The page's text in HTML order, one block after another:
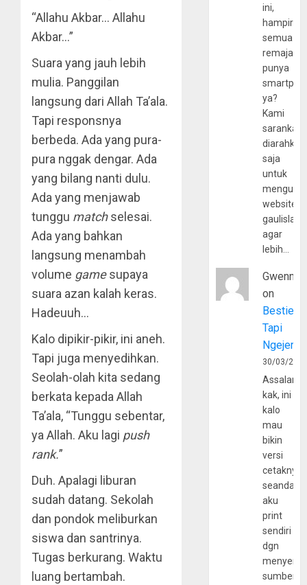
“Allahu Akbar… Allahu
Akbar…”
Suara yang jauh lebih
mulia. Panggilan
langsung dari Allah Ta’ala.
Tapi responsnya
berbeda. Ada yang pura-
pura nggak dengar. Ada
yang bilang nanti dulu.
Ada yang menjawab
tunggu matchselesai.
Ada yang bahkan
langsung menambah
volume gamesupaya
suara azan kalah keras.
Hadeuuh…
Kalo dipikir-pikir, ini aneh.
Tapi juga menyedihkan.
Seolah-olah kita sedang
berkata kepada Allah
Ta’ala, “Tunggu sebentar,
ya Allah. Aku lagi push
rank.”
Duh. Apalagi liburan
sudah datang. Sekolah
dan pondok meliburkan
siswa dan santrinya.
Tugas berkurang. Waktu
luang bertambah.
ini,
hampir
semua
remaja
punya
ya?
Kami
sarankan,
diarahkan
saja
untuk
website
agar
lebih…
Gwenny
on
Bestie
Tapi
30/03/
kak, ini
kalo
mau
bikin
versi
cetaknya
aku
print
sendiri
dgn
sumber